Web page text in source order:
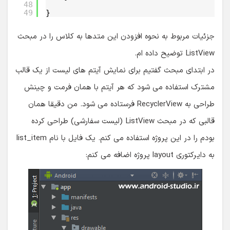
48
49
}
جزئیات مربوط به نحوه افزودن این متدها به کلاس را در مبحث
ListView توضیح داده ام.
در ابتدای مبحث گفتیم برای نمایش آیتم های لیست از یک قالب
مشترک استفاده می شود که هر آیتم با همان فرمت و چینش
طراحی به RecyclerView فرستاده می شود. من دقیقا همان
قالبی که در مبحث ListView (لیست سفارشی) طراحی کرده
بودم را در این پروژه استفاده می کنم. یک فایل با نام list_item
به دایرکتوری layout پروژه اضافه می کنم: